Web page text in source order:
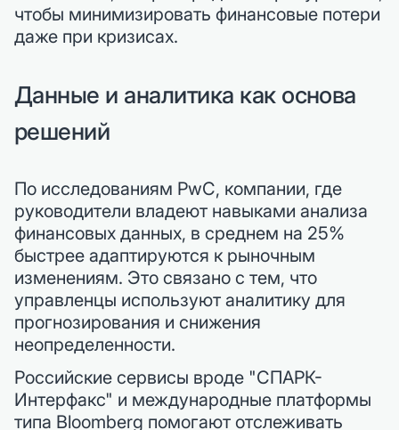
чтобы минимизировать финансовые потери
даже при кризисах.
Данные и аналитика как основа
решений
По исследованиям PwC, компании, где
руководители владеют навыками анализа
финансовых данных, в среднем на 25%
быстрее адаптируются к рыночным
изменениям. Это связано с тем, что
управленцы используют аналитику для
прогнозирования и снижения
неопределенности.
Российские сервисы вроде "СПАРК-
Интерфакс" и международные платформы
типа Bloomberg помогают отслеживать